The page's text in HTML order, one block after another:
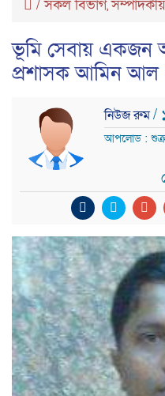
/সকল বিভাগ,সম্পাদকীয়
ভূমি সেবায় একজন
প্রশাসক আমিন আল
নিউজ রুম/
আপলোড :